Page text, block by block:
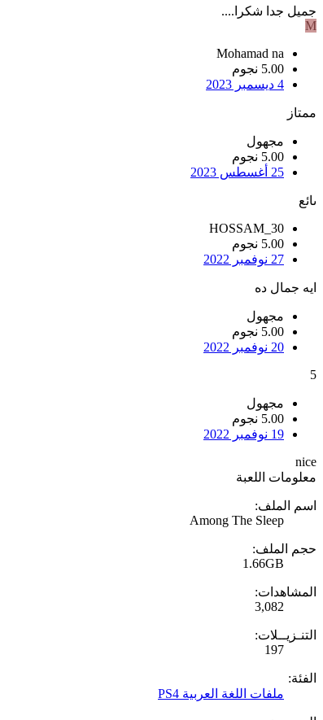
جميل جدا شكرا....
M
Mohamad na
5.00 نجوم
4 ديسمبر 2023
ممتاز
مجهول
5.00 نجوم
25 أغسطس 2023
ىائع
HOSSAM_30
5.00 نجوم
27 نوفمبر 2022
ايه جمال ده
مجهول
5.00 نجوم
20 نوفمبر 2022
5
مجهول
5.00 نجوم
19 نوفمبر 2022
nice
معلومات اللعبة
اسم الملف:
Among The Sleep
حجم الملف:
1.66GB
المشاهدات:
3,082
التنـزيــلات:
197
الفئة:
ملفات اللغة العربية PS4